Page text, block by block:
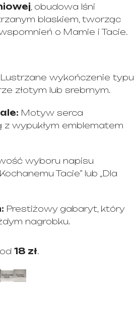
, obudowa lśni
blaskiem, tworząc
o Mamie i Tacie.
Lustrzane wykończenie typu
złotym lub srebrnym.
Motyw serca
wypukłym emblematem
wyboru napisu
Tacie” lub „Dla
Prestiżowy gabaryt, który
nagrobku.
18 zł.